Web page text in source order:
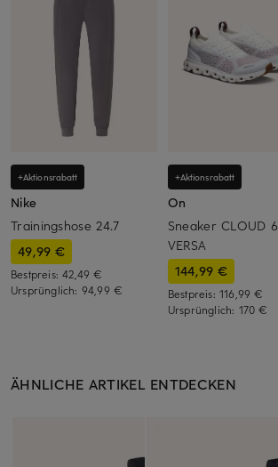
+Aktionsrabatt
Nike
Trainingshose 24.7
49,99 €
Bestpreis:42,49 €
Ursprünglich: 94,99 €
+Aktionsrabatt
On
Sneaker CLOUD 6
VERSA
144,99 €
Bestpreis: 116,99 €
Ursprünglich: 170 €
ÄHNLICHE ARTIKEL ENTDECKEN